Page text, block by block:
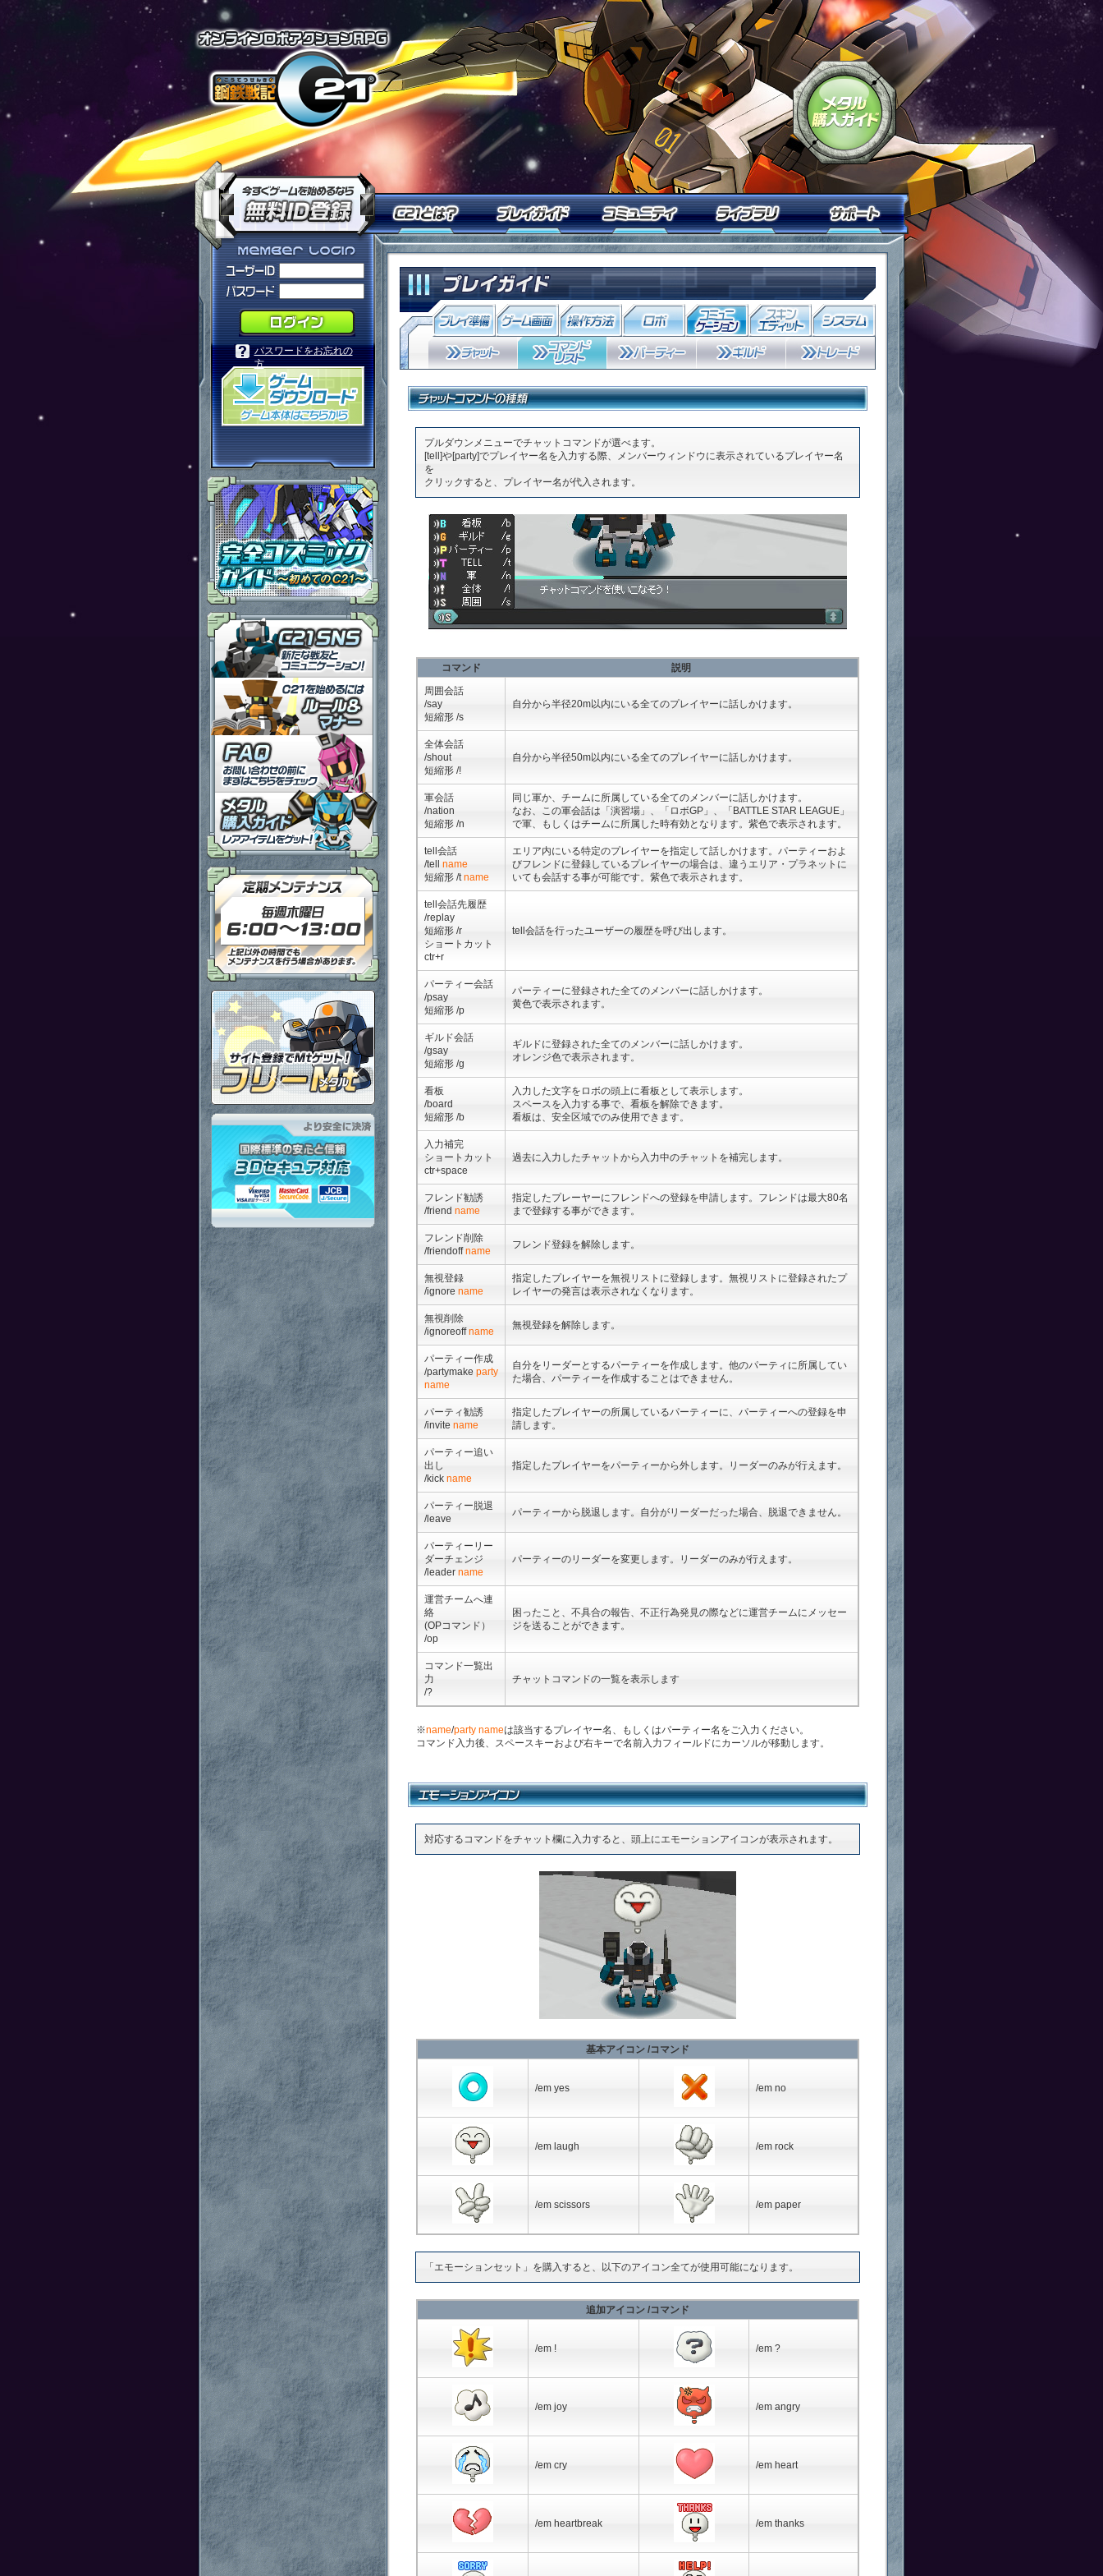
オンラインロボアクションRPG「鋼鉄戦記Ｃ２１」
「鋼鉄戦記Ｃ２１」メタル購入ガイド
Ｃ２１とは？ プレイガイド コミュニティ ライブラリ サポート
今すぐ「鋼鉄戦記Ｃ２１」を始めるなら無料ID登録
「鋼鉄戦記Ｃ２１」メンバーログイン
パスワードをお忘れの
方
「鋼鉄戦記Ｃ２１」ゲームダウンロード
プルダウンメニューでチャットコマンドが選べます。
[tell]や[party]でプレイヤー名を入力する際、メンバーウィンドウに表示されているプレイヤー名
を
クリックすると、プレイヤー名が代入されます。
コマンド
説明
周囲会話
/say
短縮形 /s
自分から半径20m以内にいる全てのプレイヤーに話しかけます。
全体会話
/shout
短縮形 /!
自分から半径50m以内にいる全てのプレイヤーに話しかけます。
軍会話
/nation
短縮形 /n
同じ軍か、チームに所属している全てのメンバーに話しかけます。
なお、この軍会話は「演習場」、「ロボGP」、「BATTLE STAR LEAGUE」
で軍、もしくはチームに所属した時有効となります。紫色で表示されます。
tell会話
/tell name
短縮形 /tname
エリア内にいる特定のプレイヤーを指定して話しかけます。パーティーおよ
びフレンドに登録しているプレイヤーの場合は、違うエリア・プラネットに
いても会話する事が可能です。紫色で表示されます。
tell会話先履歴
/replay
短縮形 /r
ショートカット
ctr+r
tell会話を行ったユーザーの履歴を呼び出します。
パーティー会話
/psay
短縮形 /p
パーティーに登録された全てのメンバーに話しかけます。
黄色で表示されます。
ギルド会話
/gsay
短縮形 /g
ギルドに登録された全てのメンバーに話しかけます。
オレンジ色で表示されます。
看板
/board
短縮形 /b
入力した文字をロボの頭上に看板として表示します。
スペースを入力する事で、看板を解除できます。
看板は、安全区域でのみ使用できます。
入力補完
ショートカット
ctr+space
過去に入力したチャットから入力中のチャットを補完します。
フレンド勧誘
/friend name
指定したプレーヤーにフレンドへの登録を申請します。フレンドは最大80名
まで登録する事ができます。
フレンド削除
/friendoffname
フレンド登録を解除します。
無視登録
/ignore name
指定したプレイヤーを無視リストに登録します。無視リストに登録されたプ
レイヤーの発言は表示されなくなります。
無視削除
/ignoreoffname
無視登録を解除します。
パーティー作成
/partymake party
name
自分をリーダーとするパーティーを作成します。他のパーティに所属してい
た場合、パーティーを作成することはできません。
パーティ勧誘
/invite name
指定したプレイヤーの所属しているパーティーに、パーティーへの登録を申
請します。
パーティー追い
出し
/kick name
指定したプレイヤーをパーティーから外します。リーダーのみが行えます。
パーティー脱退
/leave
パーティーから脱退します。自分がリーダーだった場合、脱退できません。
パーティーリー
ダーチェンジ
/leader name
パーティーのリーダーを変更します。リーダーのみが行えます。
運営チームへ連
絡
(OPコマンド）
/op
困ったこと、不具合の報告、不正行為発見の際などに運営チームにメッセー
ジを送ることができます。
コマンド一覧出
力
/?
チャットコマンドの一覧を表示します
※name/party nameは該当するプレイヤー名、もしくはパーティー名をご入力ください。
コマンド入力後、スペースキーおよび右キーで名前入力フィールドにカーソルが移動します。
対応するコマンドをチャット欄に入力すると、頭上にエモーションアイコンが表示されます。
基本アイコン /コマンド
/em yes /em no
/em laugh /em rock
/em scissors /em paper
「エモーションセット」を購入すると、以下のアイコン全てが使用可能になります。
追加アイコン /コマンド
/em ! /em ?
/em joy /em angry
/em cry /em heart
/em heartbreak /em thanks
「鋼鉄戦記Ｃ２１」ＳＮＳ
「鋼鉄戦記Ｃ２１」ルール＆マナー
「鋼鉄戦記Ｃ２１」ＦＡＱ
メタル購入ガイドはこちらから
定期メンテナンス 毎週木曜日6:00～13:00 上記以外の時間でもメンテナンスを行う場合があります。
ポイント感覚で有料通貨をゲット！｜フリーMt
「鋼鉄戦記Ｃ２１」はより安全に決済できる3Dセキュア対応